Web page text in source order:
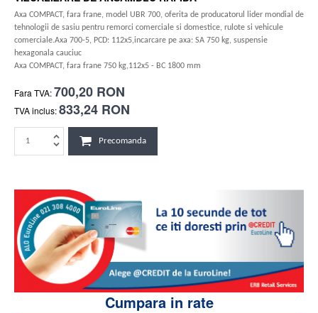
Axa COMPACT, fara frane, model UBR 700, oferita de producatorul lider mondial de
tehnologii de sasiu pentru remorci comerciale si domestice, rulote si vehicule
comerciale.Axa 700-5, PCD: 112x5,incarcare pe axa: SA 750 kg, suspensie
hexagonala cauciuc
Axa COMPACT, fara frane 750 kg,112x5 - BC 1800 mm
Fara TVA:700,20 RON
TVA inclus:833,24 RON
Precomanda
Cumpara in rate